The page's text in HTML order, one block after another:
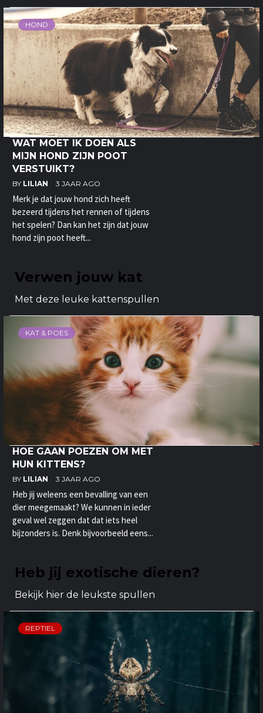
HOND
WAT MOET IK DOEN ALS
MIJN HOND ZIJN POOT
VERSTUIKT?
BY LILIAN 3 JAAR AGO
Merk je dat jouw hond zich heeft
bezeerd tijdens het rennen of tijdens
het spelen? Dan kan het zijn dat jouw
hond zijn poot heeft...
Verwen jouw kat
Met deze leuke kattenspullen
KAT & POES
HOE GAAN POEZEN OM MET
HUN KITTENS?
BY LILIAN 3 JAAR AGO
Heb jij weleens een bevalling van een
dier meegemaakt? We kunnen in ieder
geval wel zeggen dat dat iets heel
bijzonders is. Denk bijvoorbeeld eens...
Heb jij exotische dieren?
Bekijk hier de leukste spullen
REPTIEL